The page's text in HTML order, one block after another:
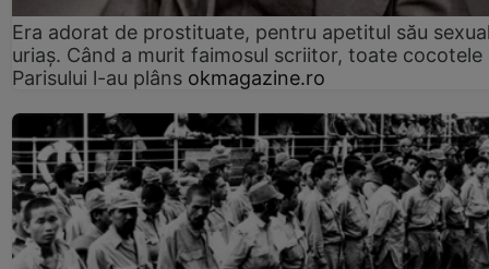
Era adorat de prostituate, pentru apetitul său
uriaș. Când a murit faimosul scriitor, toate cocotele
Parisului l-au plâns okmagazine.ro